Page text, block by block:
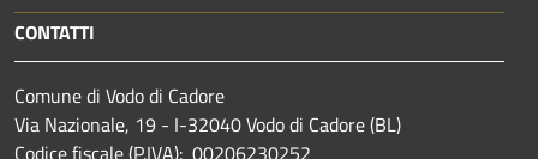
CONTATTI
Comune di Vodo di Cadore
Via Nazionale, 19 - I-32040 Vodo di Cadore (BL)
Codice fiscale (P.IVA): 00206230252